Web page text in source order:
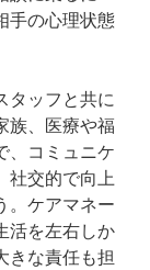
手の心理状態
タッフと共に
族、医療や福
、コミュニケ
社交的で向上
。ケアマネー
活を左右しか
きな責任も担